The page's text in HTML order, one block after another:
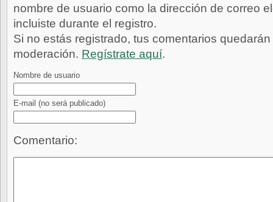
nombre de usuario como la dirección de correo
incluiste durante el registro.
Si no estás registrado, tus comentarios
moderación. Regístrate aquí.
Nombre de usuario
E-mail (no será publicado)
Comentario: